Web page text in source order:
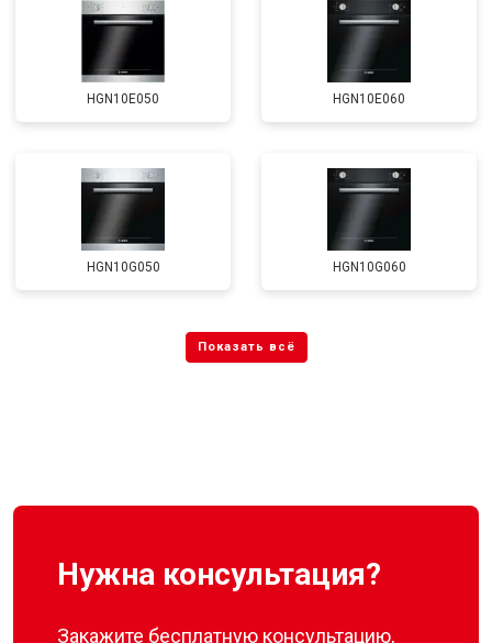
HGN10E050 HGN10E060
HGN10G050 HGN10G060
Нужна консультация?
Закажите бесплатную консультацию,